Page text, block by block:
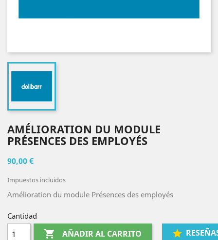
AMÉLIORATION DU MODULE
PRÉSENCES DES EMPLOYÉS
90,00 €
Impuestos incluidos
Amélioration du module Présences des employés
Cantidad
 AÑADIR AL CARRITO